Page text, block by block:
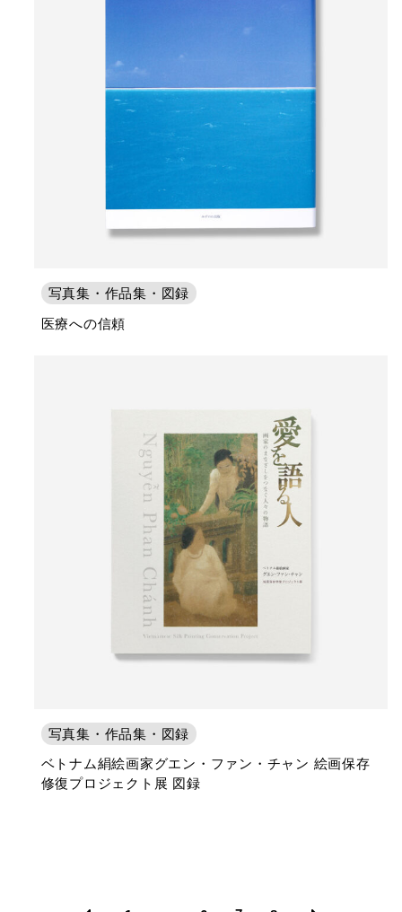
写真集・作品集・図録
医療への信頼
写真集・作品集・図録
ベトナム絹絵画家グエン・ファン・チャン 絵画保存
修復プロジェクト展 図録